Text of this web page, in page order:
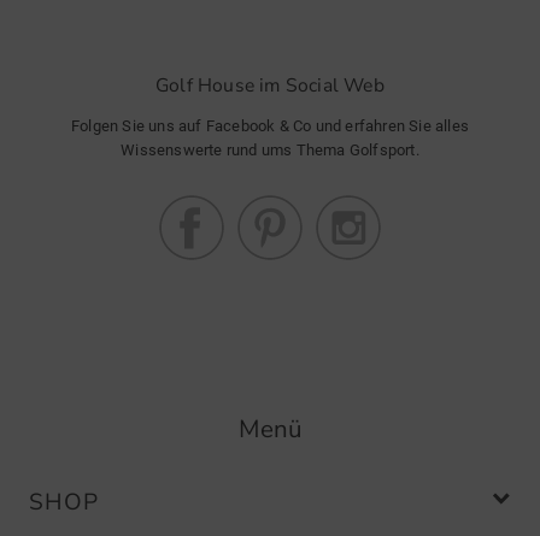
Golf House im Social Web
Folgen Sie uns auf Facebook & Co und erfahren Sie alles
Wissenswerte rund ums Thema Golfsport.
Menü
SHOP